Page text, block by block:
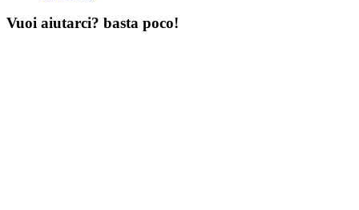
Vuoi aiutarci? basta poco!